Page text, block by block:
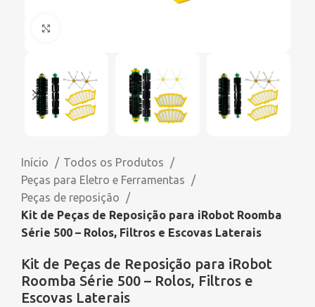
Início
Todos os Produtos
Peças para Eletro e Ferramentas
Peças de reposição
Kit de Peças de Reposição para iRobot Roomba
Série 500 – Rolos, Filtros e Escovas Laterais
Kit de Peças de Reposição para iRobot
Roomba Série 500 – Rolos, Filtros e
Escovas Laterais